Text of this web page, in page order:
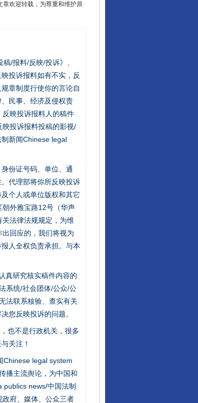
欢迎转载，为尊重和维护原
/报料/反映/投诉》、
投诉报料如有不实，反
章制度行使你的言论自
民事、经济及侵权责
映投诉报料人的稿件
投诉报料投稿的影视/
新闻Chinese legal
份证号码、单位、通
代理部将你所反映投诉
个人或单位版权和其它
外雅宝路12号（华声
法律法规规定，为维
回应的，我们将视为
人全权负责承担。与本
真研究核实稿件内容的
系统/社会团体/公众/公
法联系核验、查实有关
您反映投诉的问题。
也不是行政机关，很多
关注！
Chinese legal system
播主流舆论，为中国和
publics news/中国法制
府、媒体、公众三者